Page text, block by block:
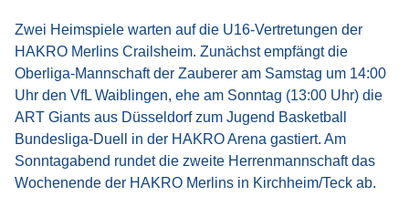
Zwei Heimspiele warten auf die U16-Vertretungen der
HAKRO Merlins Crailsheim. Zunächst empfängt die
Oberliga-Mannschaft der Zauberer am Samstag um 14:00
Uhr den VfL Waiblingen, ehe am Sonntag (13:00 Uhr) die
ART Giants aus Düsseldorf zum Jugend Basketball
Bundesliga-Duell in der HAKRO Arena gastiert. Am
Sonntagabend rundet die zweite Herrenmannschaft das
Wochenende der HAKRO Merlins in Kirchheim/Teck ab.